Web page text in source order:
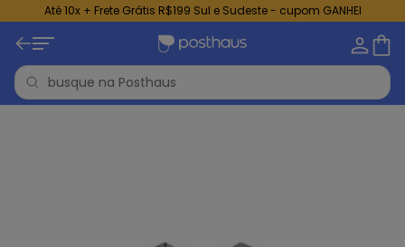
Até 10x + Frete Grátis R$199 Sul e Sudeste - cupom GANHEI